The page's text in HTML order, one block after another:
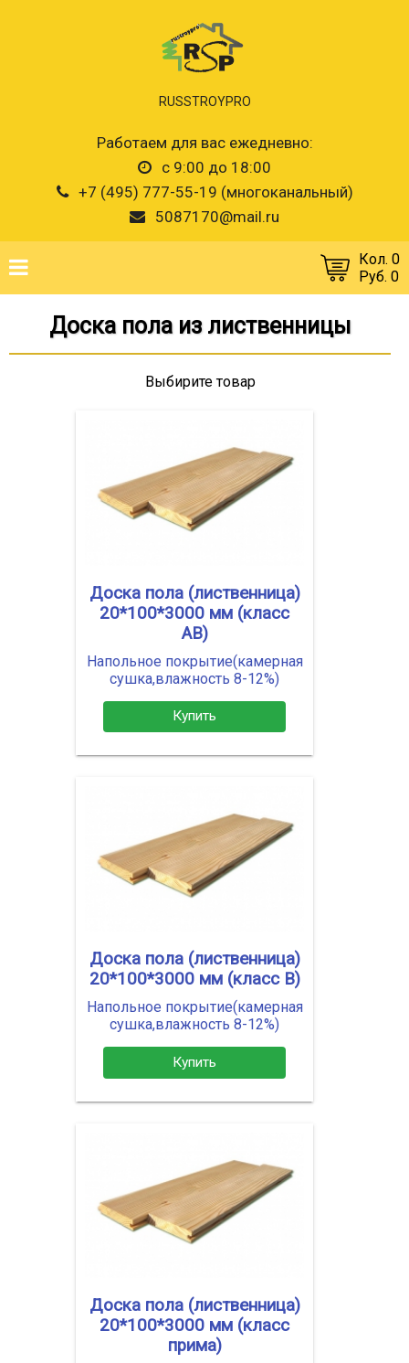
RUSSTROYPRO
Работаем для вас ежедневно:
с 9:00 до 18:00
+7 (495) 777-55-19 (многоканальный)
5087170@mail.ru
Кол. 0
Руб. 0
Доска пола из лиственницы
Выбирите товар
Доска пола (лиственница)
20*100*3000 мм (класс
АВ)
Напольное покрытие(камерная
сушка,влажность 8-12%)
Купить
Доска пола (лиственница)
20*100*3000 мм (класс В)
Напольное покрытие(камерная
сушка,влажность 8-12%)
Купить
Доска пола (лиственница)
20*100*3000 мм (класс
прима)